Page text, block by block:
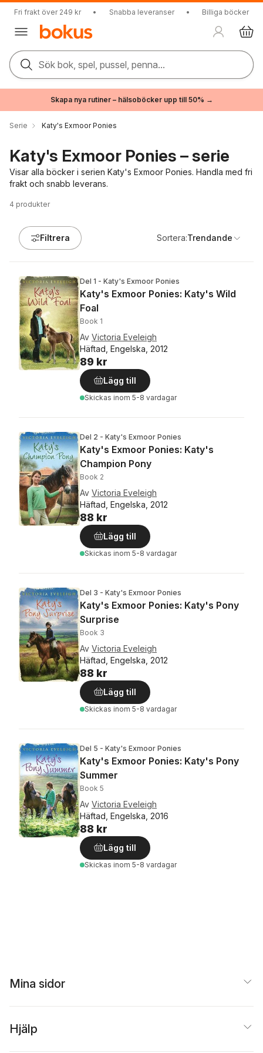
Fri frakt över 249 kr • Snabba leveranser • Billiga böcker
Sök bok, spel, pussel, penna...
Skapa nya rutiner – hälsoböcker upp till 50% →
Serie Katy's Exmoor Ponies
Katy's Exmoor Ponies – serie
Visar alla böcker i serien Katy's Exmoor Ponies. Handla med fri
frakt och snabb leverans.
4 produkter
Filtrera Sortera:Trendande
Del 1 - Katy's Exmoor Ponies
Katy's Exmoor Ponies: Katy's Wild
Foal
Book 1
Av Victoria Eveleigh
Häftad, Engelska, 2012
89 kr
Lägg till
Skickas inom 5-8 vardagar
Del 2 - Katy's Exmoor Ponies
Katy's Exmoor Ponies: Katy's
Champion Pony
Book 2
Av Victoria Eveleigh
Häftad, Engelska, 2012
88 kr
Lägg till
Skickas inom 5-8 vardagar
Del 3 - Katy's Exmoor Ponies
Katy's Exmoor Ponies: Katy's Pony
Surprise
Book 3
Av Victoria Eveleigh
Häftad, Engelska, 2012
88 kr
Lägg till
Skickas inom 5-8 vardagar
Del 5 - Katy's Exmoor Ponies
Katy's Exmoor Ponies: Katy's Pony
Summer
Book 5
Av Victoria Eveleigh
Häftad, Engelska, 2016
88 kr
Lägg till
Skickas inom 5-8 vardagar
Mina sidor
Hjälp